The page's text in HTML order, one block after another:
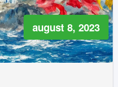
august 8, 2023